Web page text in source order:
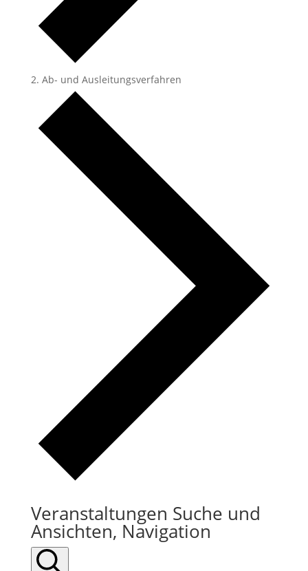
Ab- und Ausleitungsverfahren
Veranstaltungen Suche und
Ansichten, Navigation